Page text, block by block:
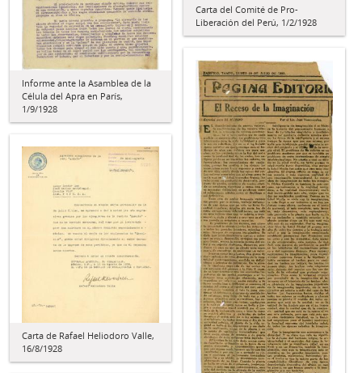
Carta del Comité de Pro-
Liberación del Perú, 1/2/1928
Informe ante la Asamblea de la
Célula del Apra en París,
1/9/1928
Carta de Rafael Heliodoro Valle,
16/8/1928